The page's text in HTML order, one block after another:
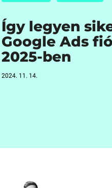
Így legyen
Google Ads
2025-ben
2024. 11. 14.